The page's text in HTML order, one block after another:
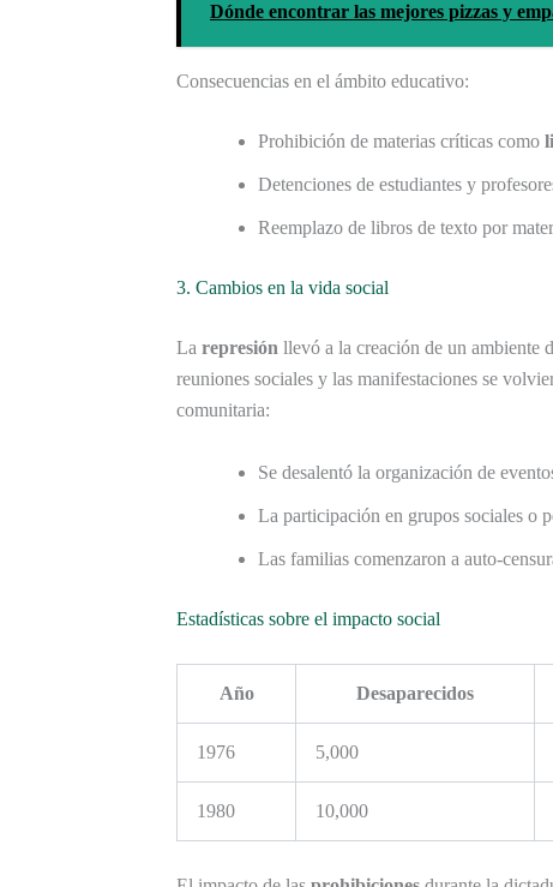
Dónde encontrar las mejores pizzas y
Consecuencias en el ámbito educativo:
Prohibición de materias críticas como
Detenciones de estudiantes y
Reemplazo de libros de texto por
3. Cambios en la vida social
La represión llevó a la creación de un ambiente
reuniones sociales y las manifestaciones se
comunitaria:
Se desalentó la organización de
La participación en grupos sociales o
Las familias comenzaron a auto-
Estadísticas sobre el impacto social
Año Desaparecidos
1976 5,000
1980 10,000